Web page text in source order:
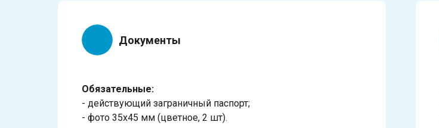
Документы
Обязательные:
- действующий заграничный паспорт;
- фото 35х45 мм (цветное, 2 шт).